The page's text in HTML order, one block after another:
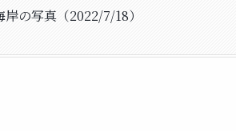
の写真（2022/7/18）